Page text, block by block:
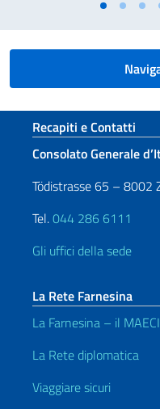
Sezione
Recapiti e Contatti
Consolato Generale
Tödistrasse 65 – 8002
Tel.044 286 6111
Gli uffici della sede
La Rete Farnesina
La Farnesina – il MAECI
La Rete diplomatica
Viaggiare sicuri